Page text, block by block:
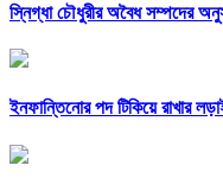
স্নিগ্ধা চৌধুরীর অবৈধ সম্পদের
ইনফান্তিনোর পদ টিকিয়ে রাখার